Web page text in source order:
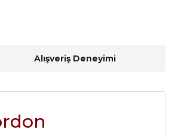
Alışveriş Deneyimi